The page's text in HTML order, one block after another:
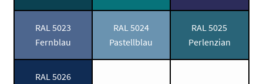
RAL 5023
Fernblau
RAL 5024
Pastellblau
RAL 5025
Perlenzian
RAL 5026